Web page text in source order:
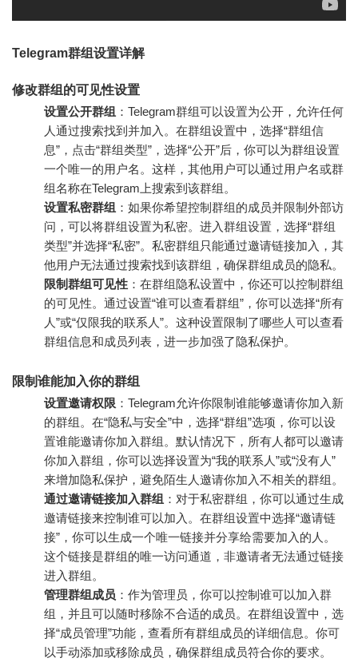
Telegram群组设置详解
修改群组的可见性设置
设置公开群组 ：Telegram群组可以设置为公开，允许任何
人通过搜索找到并加入。在群组设置中，选择“群组信
息”，点击“群组类型”，选择“公开”后，你可以为群组设置
一个唯一的用户名。这样，其他用户可以通过用户名或群
组名称在Telegram上搜索到该群组。
设置私密群组 ：如果你希望控制群组的成员并限制外部访
问，可以将群组设置为私密。进入群组设置，选择“群组
类型”并选择“私密”。私密群组只能通过邀请链接加入，其
他用户无法通过搜索找到该群组，确保群组成员的隐私。
限制群组可见性 ：在群组隐私设置中，你还可以控制群组
的可见性。通过设置“谁可以查看群组”，你可以选择“所有
人”或“仅限我的联系人”。这种设置限制了哪些人可以查看
群组信息和成员列表，进一步加强了隐私保护。
限制谁能加入你的群组
设置邀请权限 ：Telegram允许你限制谁能够邀请你加入新
的群组。在“隐私与安全”中，选择“群组”选项，你可以设
置谁能邀请你加入群组。默认情况下，所有人都可以邀请
你加入群组，你可以选择设置为“我的联系人”或“没有人”
来增加隐私保护，避免陌生人邀请你加入不相关的群组。
通过邀请链接加入群组 ：对于私密群组，你可以通过生成
邀请链接来控制谁可以加入。在群组设置中选择“邀请链
接”，你可以生成一个唯一链接并分享给需要加入的人。
这个链接是群组的唯一访问通道，非邀请者无法通过链接
进入群组。
管理群组成员 ：作为管理员，你可以控制谁可以加入群
组，并且可以随时移除不合适的成员。在群组设置中，选
择“成员管理”功能，查看所有群组成员的详细信息。你可
以手动添加或移除成员，确保群组成员符合你的要求。